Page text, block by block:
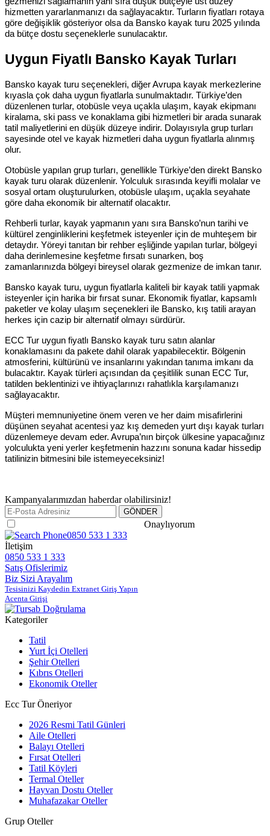
hizmetten yararlanmanızı da sağlayacaktır. Turların fiyatları rotaya
göre değişiklik gösteriyor olsa da Bansko kayak turu 2025 yılında
da bütçe dostu seçeneklerle sunulacaktır.
Uygun Fiyatlı Bansko Kayak Turları
Bansko kayak turu seçenekleri, diğer Avrupa kayak merkezlerine
kıyasla çok daha uygun fiyatlarla sunulmaktadır. Türkiye’den
düzenlenen turlar, otobüsle veya uçakla ulaşım, kayak ekipmanı
kiralama, ski pass ve konaklama gibi hizmetleri bir arada sunarak
tatil maliyetlerini en düşük düzeye indirir. Dolayısıyla grup turları
sayesinde otel ve kayak hizmetleri daha uygun fiyatlarla alınmış
olur.
Otobüsle yapılan grup turları, genellikle Türkiye’den direkt Bansko
kayak turu olarak düzenlenir. Yolculuk sırasında keyifli molalar ve
sosyal ortam oluşturulurken, otobüsle ulaşım, uçakla seyahate
göre daha ekonomik bir alternatif olacaktır.
Rehberli turlar, kayak yapmanın yanı sıra Bansko’nun tarihi ve
kültürel zenginliklerini keşfetmek isteyenler için de muhteşem bir
detaydır. Yöreyi tanıtan bir rehber eşliğinde yapılan turlar, bölgeyi
daha derinlemesine keşfetme fırsatı sunarken, boş
zamanlarınızda bölgeyi bireysel olarak gezmenize de imkan tanır.
Bansko kayak turu, uygun fiyatlarla kaliteli bir kayak tatili yapmak
isteyenler için harika bir fırsat sunar. Ekonomik fiyatlar, kapsamlı
paketler ve kolay ulaşım seçenekleri ile Bansko, kış tatili arayan
herkes için cazip bir alternatif olmayı sürdürür.
ECC Tur uygun fiyatlı Bansko kayak turu satın alanlar
konaklamasını da pakete dahil olarak yapabilecektir. Bölgenin
atmosferini, kültürünü ve insanlarını yakından tanıma imkanı da
bulacaktır. Kayak türleri açısından da çeşitlilik sunan ECC Tur,
tatilden beklentinizi ve ihtiyaçlarınızı rahatlıkla karşılamanızı
sağlayacaktır.
Müşteri memnuniyetine önem veren ve her daim misafirlerini
düşünen seyahat acentesi yaz kış demeden yurt dışı kayak turları
düzenlemeye devam eder. Avrupa’nın birçok ülkesine yapacağınız
yolculukta yeni yerler keşfetmenin hazzını sonuna kadar hissedip
tatilinizin bitmesini bile istemeyeceksiniz!
Kampanyalarımızdan haberdar olabilirsiniz!
Onaylıyorum
0850 533 1 333
İletişim
0850 533 1 333
Satış Ofislerimiz
Biz Sizi Arayalım
Tesisinizi Kaydedin Extranet Giriş Yapın
Acenta Girişi
Kategoriler
Tatil
Yurt İçi Otelleri
Şehir Otelleri
Kıbrıs Otelleri
Ekonomik Oteller
Ecc Tur Öneriyor
2026 Resmi Tatil Günleri
Aile Otelleri
Balayı Otelleri
Fırsat Otelleri
Tatil Köyleri
Termal Oteller
Hayvan Dostu Oteller
Muhafazakar Oteller
Grup Oteller